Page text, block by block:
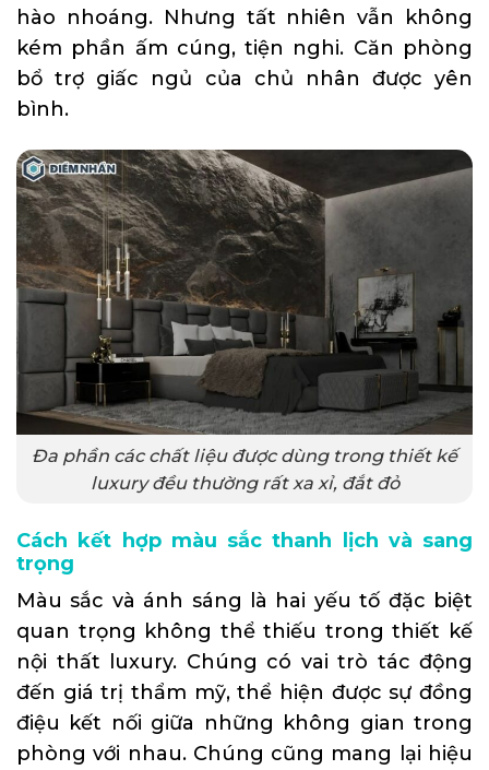
hào nhoáng. Nhưng tất nhiên vẫn không
kém phần ấm cúng, tiện nghi. Căn phòng
bổ trợ giấc ngủ của chủ nhân được yên
bình.
Đa phần các chất liệu được dùng trong thiết kế
luxury đều thường rất xa xỉ, đắt đỏ
Cách kết hợp màu sắc thanh lịch và sang
trọng
Màu sắc và ánh sáng là hai yếu tố đặc biệt
quan trọng không thể thiếu trong thiết kế
nội thất luxury. Chúng có vai trò tác động
đến giá trị thẩm mỹ, thể hiện được sự đồng
điệu kết nối giữa những không gian trong
phòng với nhau. Chúng cũng mang lại hiệu